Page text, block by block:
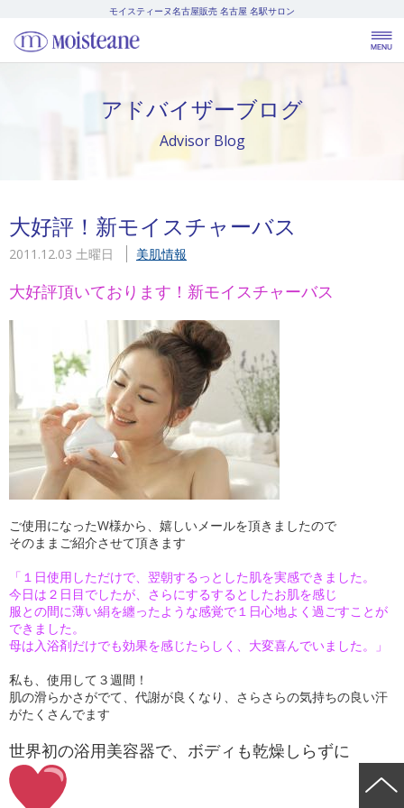
モイスティーヌ名古屋販売 名古屋 名駅サロン
アドバイザーブログ
Advisor Blog
大好評！新モイスチャーバス
2011.12.03 土曜日 美肌情報
大好評頂いております！新モイスチャーバス
ご使用になったW様から、嬉しいメールを頂きましたので
そのままご紹介させて頂きます
「１日使用しただけで、翌朝するっとした肌を実感できました。
今日は２日目でしたが、さらにするするとしたお肌を感じ
服との間に薄い絹を纏ったような感覚で１日心地よく過ごすことが
できました。
母は入浴剤だけでも効果を感じたらしく、大変喜んでいました。」
私も、使用して３週間！
肌の滑らかさがでて、代謝が良くなり、さらさらの気持ちの良い汗
がたくさんでます
世界初の浴用美容器で、ボディも乾燥しらずに